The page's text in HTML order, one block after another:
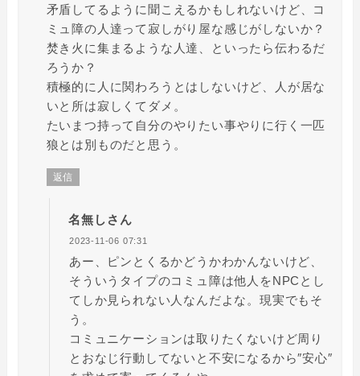
矛盾してるように聞こえるかもしれないけど、コ
ミュ障の人達って寂しがり屋な感じがしないか？
焚き火に集まるような人達、といったら伝わるだ
ろうか？
積極的に人に関わろうとはしないけど、人が居な
いと所は寂しくてダメ。
たいまつ持って自分のやりたい事やりに行く一匹
狼とは別ものだと思う。
返信
名無しさん
2023-11-06 07:31
あー、ピンとくるかどうかわかんないけど、
そういうタイプのコミュ障は他人をNPCとし
てしか見られない人なんだよな。現実でもそ
う。
コミュニケーションは取りたくないけど周り
とおなじ行動してないと不安になるから″安心″